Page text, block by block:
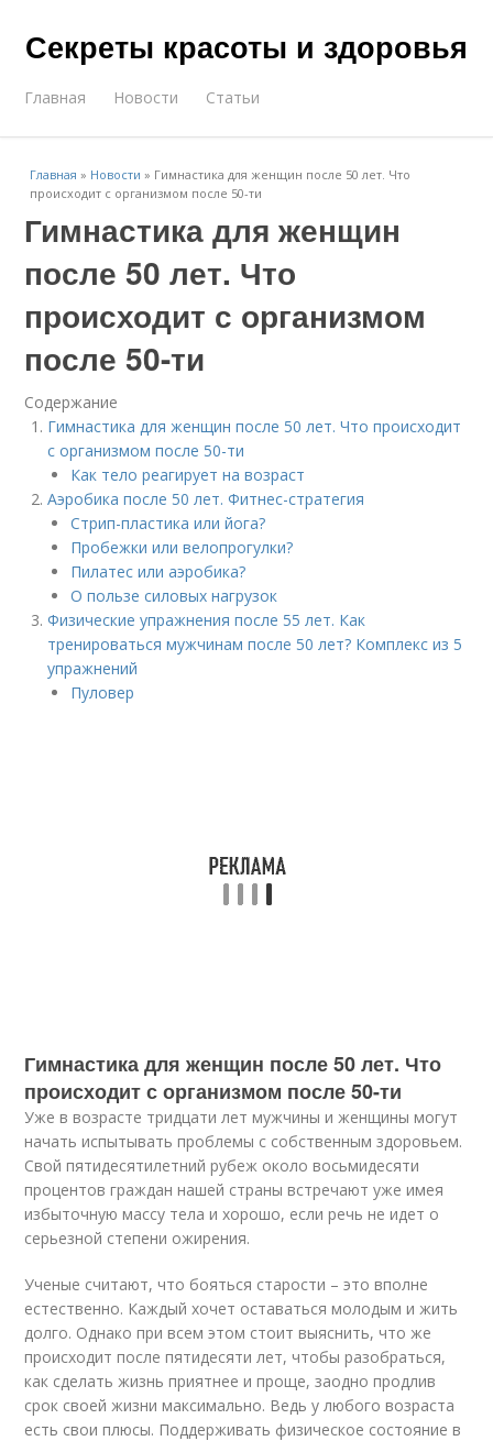
Секреты красоты и здоровья
Главная Новости Статьи
Главная » Новости » Гимнастика для женщин после 50 лет. Что
происходит с организмом после 50-ти
Гимнастика для женщин
после 50 лет. Что
происходит с организмом
после 50-ти
Содержание
Гимнастика для женщин после 50 лет. Что происходит
с организмом после 50-ти
Как тело реагирует на возраст
Аэробика после 50 лет. Фитнес-стратегия
Стрип-пластика или йога?
Пробежки или велопрогулки?
Пилатес или аэробика?
О пользе силовых нагрузок
Физические упражнения после 55 лет. Как
тренироваться мужчинам после 50 лет? Комплекс из 5
упражнений
Пуловер
Гимнастика для женщин после 50 лет. Что
происходит с организмом после 50-ти
Уже в возрасте тридцати лет мужчины и женщины могут
начать испытывать проблемы с собственным здоровьем.
Свой пятидесятилетний рубеж около восьмидесяти
процентов граждан нашей страны встречают уже имея
избыточную массу тела и хорошо, если речь не идет о
серьезной степени ожирения.
Ученые считают, что бояться старости – это вполне
естественно. Каждый хочет оставаться молодым и жить
долго. Однако при всем этом стоит выяснить, что же
происходит после пятидесяти лет, чтобы разобраться,
как сделать жизнь приятнее и проще, заодно продлив
срок своей жизни максимально. Ведь у любого возраста
есть свои плюсы. Поддерживать физическое состояние в